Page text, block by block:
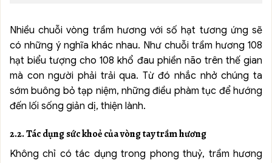
Nhiều chuỗi vòng trầm hương với số hạt tương ứng sẽ
có những ý nghĩa khác nhau. Như chuỗi trầm hương 108
hạt biểu tượng cho 108 khổ đau phiền não trên thế gian
mà con người phải trải qua. Từ đó nhắc nhở chúng ta
sớm buông bỏ tạp niệm, những điều phàm tục để hướng
đến lối sống giản dị, thiện lành.
2.2. Tác dụng sức khoẻ của vòng tay trầm hương
Không chỉ có tác dụng trong phong thuỷ, trầm hương